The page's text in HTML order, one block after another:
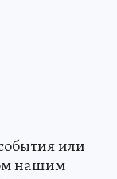
или
нашим